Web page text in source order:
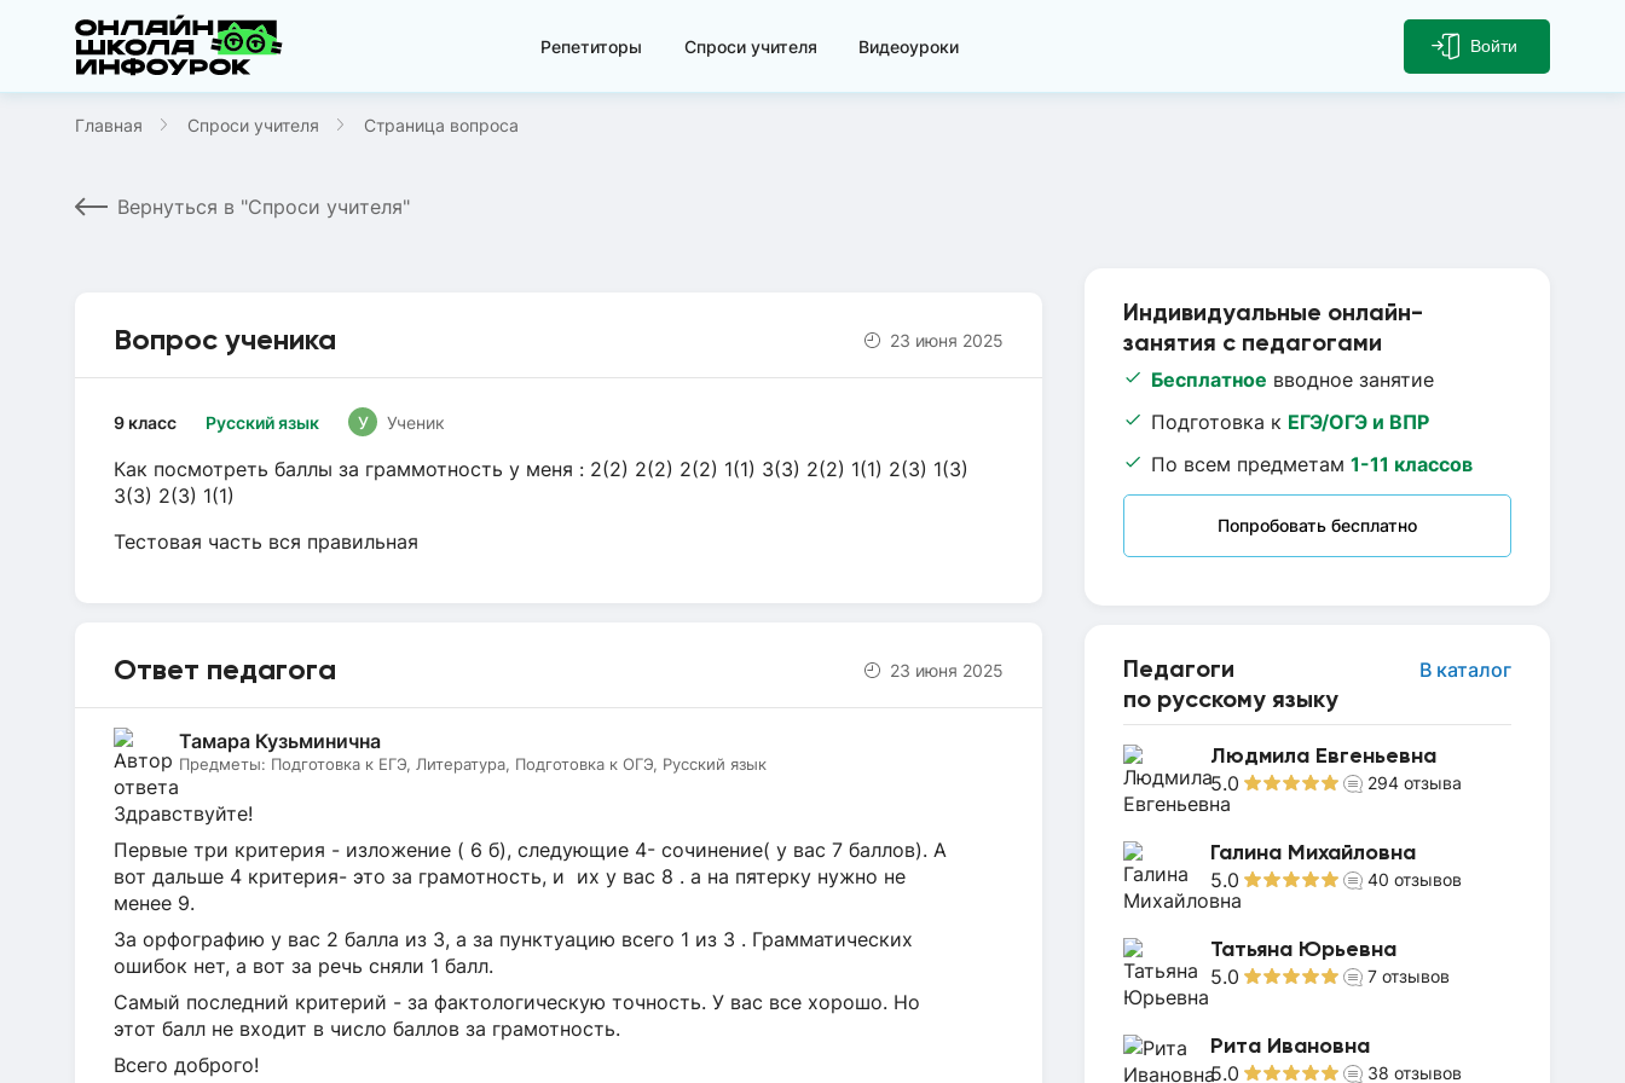
Репетиторы Спроси учителя Видеоуроки Войти
Главная Спроси учителя Страница вопроса
Вернуться в "Спроси учителя"
Индивидуальные онлайн-
занятия с педагогами
Бесплатное вводное занятие
Подготовка к ЕГЭ/ОГЭ и ВПР
По всем предметам 1-11 классов
Попробовать бесплатно
Педагоги
по русскому языку
В каталог
Людмила Евгеньевна
5.0 294 отзыва
Галина Михайловна
5.0 40 отзывов
Татьяна Юрьевна
5.0 7 отзывов
Рита Ивановна
5.0 38 отзывов
Вопрос ученика 23 июня 2025
Русский язык
9 класс У Ученик
Как посмотреть баллы за граммотность у меня : 2(2) 2(2) 2(2) 1(1) 3(3) 2(2) 1(1) 2(3) 1(3)
3(3) 2(3) 1(1)
Тестовая часть вся правильная
Ответ педагога 23 июня 2025
Тамара Кузьминична
Предметы: Подготовка к ЕГЭ, Литература, Подготовка к ОГЭ, Русский язык
Здравствуйте!
Первые три критерия - изложение ( 6 б), следующие 4- сочинение( у вас 7 баллов). А
вот дальше 4 критерия- это за грамотность, и их у вас 8 . а на пятерку нужно не
менее 9.
За орфографию у вас 2 балла из 3, а за пунктуацию всего 1 из 3 . Грамматических
ошибок нет, а вот за речь сняли 1 балл.
Самый последний критерий - за фактологическую точность. У вас все хорошо. Но
этот балл не входит в число баллов за грамотность.
Всего доброго!